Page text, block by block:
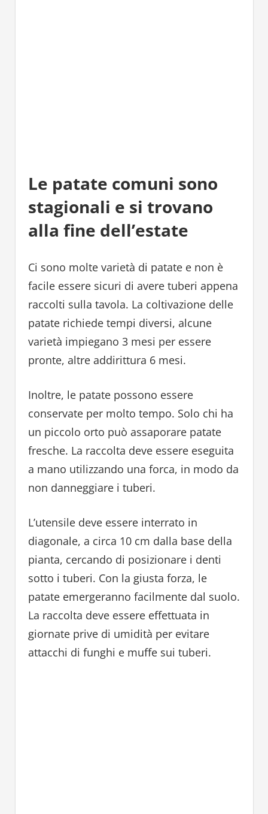
Le patate comuni sono
stagionali e si trovano
alla fine dell’estate
Ci sono molte varietà di patate e non è
facile essere sicuri di avere tuberi appena
raccolti sulla tavola. La coltivazione delle
patate richiede tempi diversi, alcune
varietà impiegano 3 mesi per essere
pronte, altre addirittura 6 mesi.
Inoltre, le patate possono essere
conservate per molto tempo. Solo chi ha
un piccolo orto può assaporare patate
fresche. La raccolta deve essere eseguita
a mano utilizzando una forca, in modo da
non danneggiare i tuberi.
L’utensile deve essere interrato in
diagonale, a circa 10 cm dalla base della
pianta, cercando di posizionare i denti
sotto i tuberi. Con la giusta forza, le
patate emergeranno facilmente dal suolo.
La raccolta deve essere effettuata in
giornate prive di umidità per evitare
attacchi di funghi e muffe sui tuberi.